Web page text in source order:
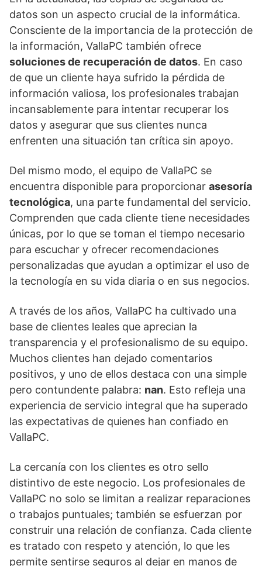
datos son un aspecto crucial de la informática.
Consciente de la importancia de la protección de
la información, VallaPC también ofrece
soluciones de recuperación de datos. En caso
de que un cliente haya sufrido la pérdida de
información valiosa, los profesionales trabajan
incansablemente para intentar recuperar los
datos y asegurar que sus clientes nunca
enfrenten una situación tan crítica sin apoyo.
Del mismo modo, el equipo de VallaPC se
encuentra disponible para proporcionar asesoría
tecnológica, una parte fundamental del servicio.
Comprenden que cada cliente tiene necesidades
únicas, por lo que se toman el tiempo necesario
para escuchar y ofrecer recomendaciones
personalizadas que ayudan a optimizar el uso de
la tecnología en su vida diaria o en sus negocios.
A través de los años, VallaPC ha cultivado una
base de clientes leales que aprecian la
transparencia y el profesionalismo de su equipo.
Muchos clientes han dejado comentarios
positivos, y uno de ellos destaca con una simple
pero contundente palabra: nan. Esto refleja una
experiencia de servicio integral que ha superado
las expectativas de quienes han confiado en
VallaPC.
La cercanía con los clientes es otro sello
distintivo de este negocio. Los profesionales de
VallaPC no solo se limitan a realizar reparaciones
o trabajos puntuales; también se esfuerzan por
construir una relación de confianza. Cada cliente
es tratado con respeto y atención, lo que les
permite sentirse seguros al dejar en manos de